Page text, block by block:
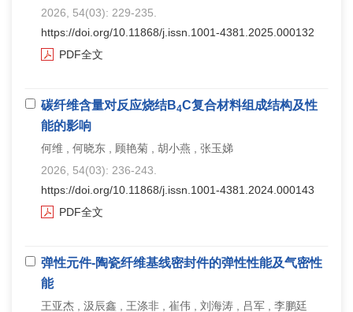
2026, 54(03): 229-235.
https://doi.org/10.11868/j.issn.1001-4381.2025.000132
PDF全文
碳纤维含量对反应烧结B4C复合材料组成结构及性
能的影响
何维 , 何晓东 , 顾艳菊 , 胡小燕 , 张玉娣
2026, 54(03): 236-243.
https://doi.org/10.11868/j.issn.1001-4381.2024.000143
PDF全文
弹性元件-陶瓷纤维基线密封件的弹性性能及气密性
能
王亚杰 , 汲辰鑫 , 王涤非 , 崔伟 , 刘海涛 , 吕军 , 李鹏廷